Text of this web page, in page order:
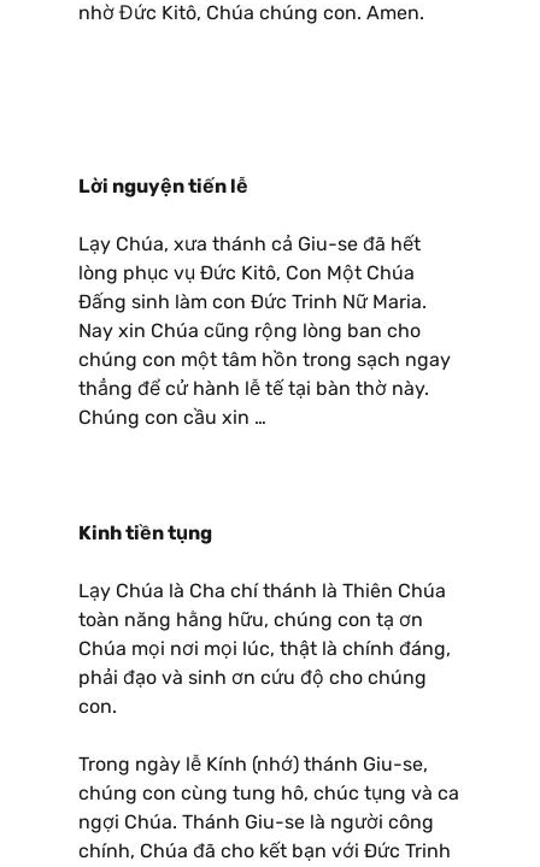
nhờ Đức Kitô, Chúa chúng con. Amen.
Lời nguyện tiến lễ
Lạy Chúa, xưa thánh cả Giu-se đã hết
lòng phục vụ Ðức Kitô, Con Một Chúa
Ðấng sinh làm con Ðức Trinh Nữ Maria.
Nay xin Chúa cũng rộng lòng ban cho
chúng con một tâm hồn trong sạch ngay
thẳng để cử hành lễ tế tại bàn thờ này.
Chúng con cầu xin …
Kinh tiền tụng
Lạy Chúa là Cha chí thánh là Thiên Chúa
toàn năng hằng hữu, chúng con tạ ơn
Chúa mọi nơi mọi lúc, thật là chính đáng,
phải đạo và sinh ơn cứu độ cho chúng
con.
Trong ngày lễ Kính (nhớ) thánh Giu-se,
chúng con cùng tung hô, chúc tụng và ca
ngợi Chúa. Thánh Giu-se là người công
chính, Chúa đã cho kết bạn với Ðức Trinh